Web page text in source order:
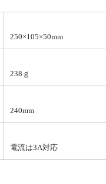
250×105×50mm
238ｇ
240mm
電流は3A対応